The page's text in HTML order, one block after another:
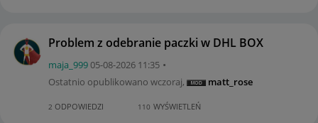
Problem z odebranie paczki w DHL BOX
maja_999‎05-08-2026 11:35
Ostatnio opublikowano wczoraj, matt_rose
2 ODPOWIEDZI 110 WYŚWIETLEŃ